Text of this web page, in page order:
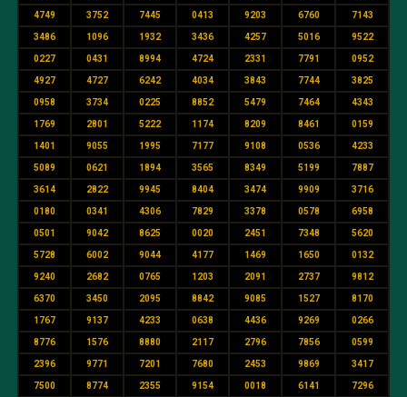
4749 3752 7445 0413 9203 6760 7143
3486 1096 1932 3436 4257 5016 9522
0227 0431 8994 4724 2331 7791 0952
4927 4727 6242 4034 3843 7744 3825
0958 3734 0225 8852 5479 7464 4343
1769 2801 5222 1174 8209 8461 0159
1401 9055 1995 7177 9108 0536 4233
5089 0621 1894 3565 8349 5199 7887
3614 2822 9945 8404 3474 9909 3716
0180 0341 4306 7829 3378 0578 6958
0501 9042 8625 0020 2451 7348 5620
5728 6002 9044 4177 1469 1650 0132
9240 2682 0765 1203 2091 2737 9812
6370 3450 2095 8842 9085 1527 8170
1767 9137 4233 0638 4436 9269 0266
8776 1576 8880 2117 2796 7856 0599
2396 9771 7201 7680 2453 9869 3417
7500 8774 2355 9154 0018 6141 7296